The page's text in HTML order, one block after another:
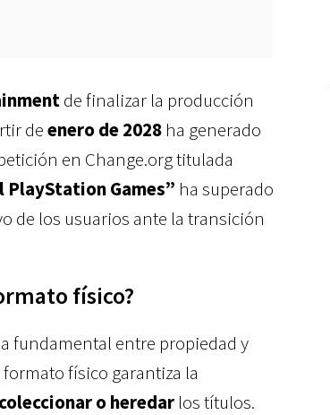
de finalizar la producción
deenero de 2028 ha generado
en Change.org titulada
PlayStation Games” ha superado
de los usuarios ante la transición
físico?
fundamental entre propiedad y
físico garantiza la
o heredar los títulos.